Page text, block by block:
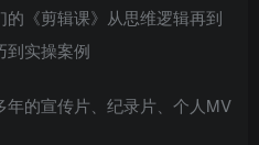
《剪辑课》从思维逻辑再到
到实操案例
的宣传片、纪录片、个人MV